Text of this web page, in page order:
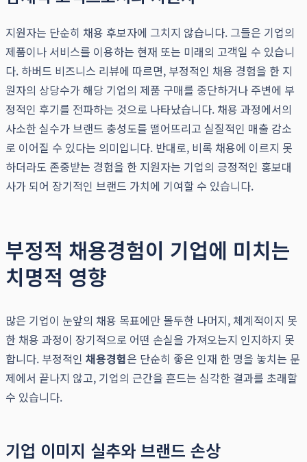
지원자는 단순히 채용 후보자에 그치지 않습니다. 그들은 기업의
제품이나 서비스를 이용하는 현재 또는 미래의 고객일 수 있습니
다. 하버드 비즈니스 리뷰에 따르면, 부정적인 채용 경험을 한 지
원자의 상당수가 해당 기업의 제품 구매를 중단하거나 주변에 부
정적인 후기를 전파하는 것으로 나타났습니다. 채용 과정에서의
사소한 실수가 브랜드 충성도를 떨어뜨리고 실질적인 매출 감소
로 이어질 수 있다는 의미입니다. 반대로, 비록 채용에 이르지 못
하더라도 존중받는 경험을 한 지원자는 기업의 긍정적인 홍보대
사가 되어 장기적인 브랜드 가치에 기여할 수 있습니다.
부정적 채용경험이 기업에 미치는
치명적 영향
많은 기업이 눈앞의 채용 목표에만 몰두한 나머지, 체계적이지 못
한 채용 과정이 장기적으로 어떤 손실을 가져오는지 인지하지 못
합니다. 부정적인 채용경험은 단순히 좋은 인재 한 명을 놓치는 문
제에서 끝나지 않고, 기업의 근간을 흔드는 심각한 결과를 초래할
수 있습니다.
기업 이미지 실추와 브랜드 손상